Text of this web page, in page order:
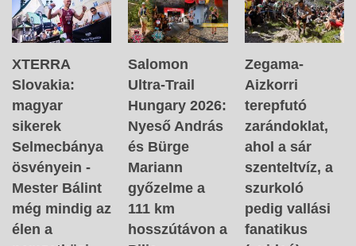
XTERRA
Slovakia:
magyar
sikerek
Selmecbánya
ösvényein -
Mester Bálint
még mindig az
élen a
Salomon
Ultra-Trail
Hungary 2026:
Nyeső András
és Bürge
Mariann
győzelme a
111 km
hosszútávon a
Zegama-
Aizkorri
terepfutó
zarándoklat,
ahol a sár
szenteltvíz, a
szurkoló
pedig vallási
fanatikus